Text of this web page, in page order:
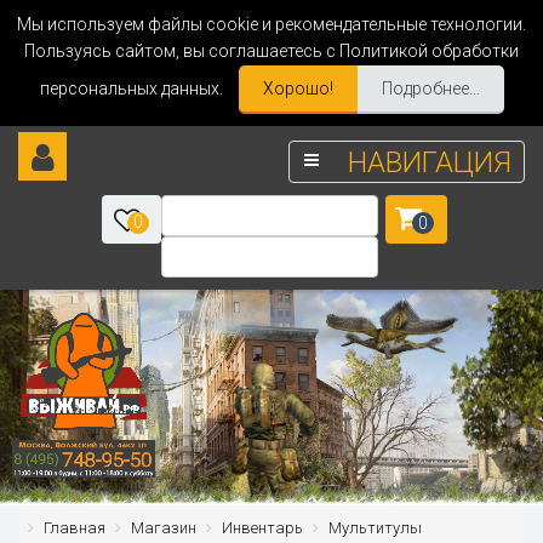
Мы используем файлы cookie и рекомендательные технологии.
Пользуясь сайтом, вы соглашаетесь с Политикой обработки
персональных данных.
Хорошо! Подробнее...
НАВИГАЦИЯ
0 0
Главная Магазин Инвентарь Мультитулы